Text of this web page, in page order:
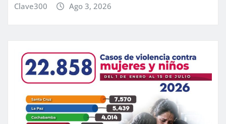
Clave300 Ago 3, 2026